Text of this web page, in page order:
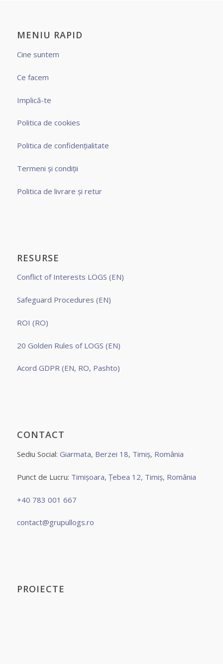
MENIU RAPID
Cine suntem
Ce facem
Implică-te
Politica de cookies
Politica de confidențialitate
Termeni și condiții
Politica de livrare și retur
RESURSE
Conflict of Interests LOGS (EN)
Safeguard Procedures (EN)
ROI (RO)
20 Golden Rules of LOGS (EN)
Acord GDPR (EN, RO, Pashto)
CONTACT
Sediu Social: Giarmata, Berzei 18, Timiș, România
Punct de Lucru: Timișoara, Țebea 12, Timiș, România
+40 783 001 667
contact@grupullogs.ro
PROIECTE